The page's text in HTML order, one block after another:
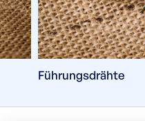
Führungsdrähte